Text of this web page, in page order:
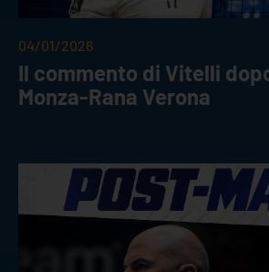
04/01/2026
Il commento di Vitelli
Monza-Rana Verona